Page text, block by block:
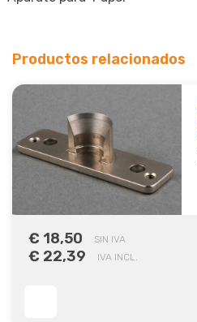
Productos relacionados
€ 18,50 SIN IVA
€ 22,39 IVA INCL.